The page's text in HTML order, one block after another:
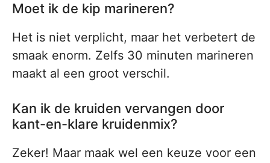
Moet ik de kip marineren?
Het is niet verplicht, maar het verbetert de
smaak enorm. Zelfs 30 minuten marineren
maakt al een groot verschil.
Kan ik de kruiden vervangen door
kant-en-klare kruidenmix?
Zeker! Maar maak wel een keuze voor een